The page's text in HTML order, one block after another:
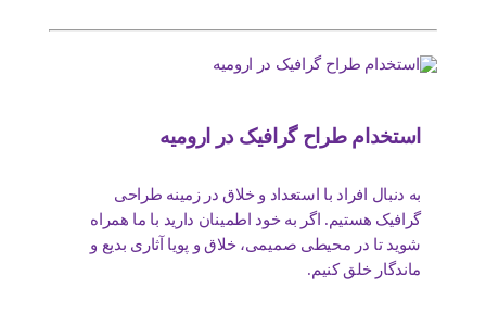
استخدام طراح گرافیک در ارومیه
به دنبال افراد با استعداد و خلاق در زمینه طراحی
گرافیک هستیم. اگر به خود اطمینان دارید با ما همراه
شوید تا در محیطی صمیمی، خلاق و پویا آثاری بدیع و
ماندگار خلق کنیم.